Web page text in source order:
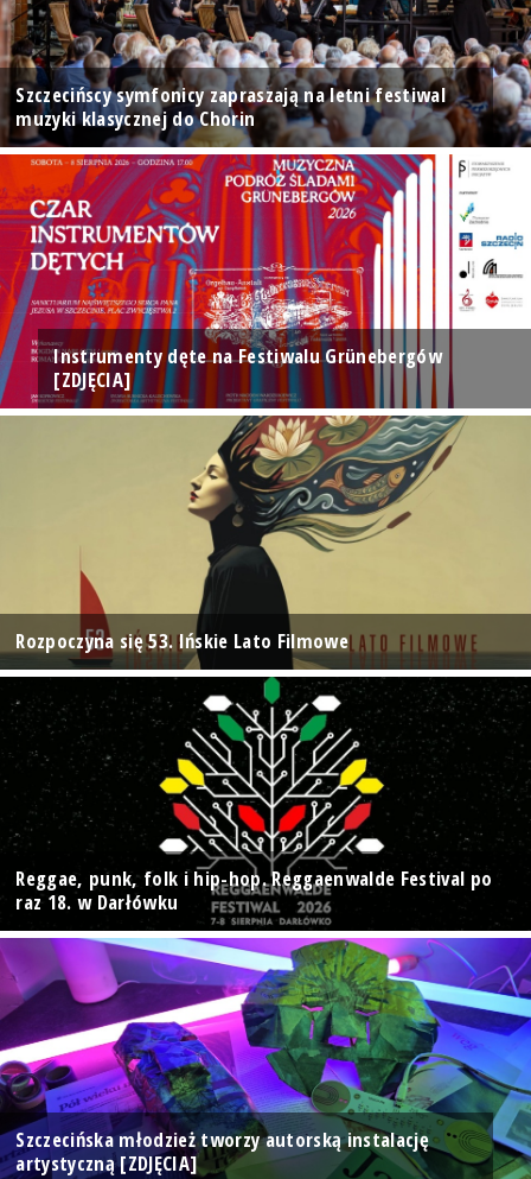
Szczecińscy symfonicy zapraszają na letni festiwal
muzyki klasycznej do Chorin
Instrumenty dęte na Festiwalu Grünebergów
[ZDJĘCIA]
Rozpoczyna się 53. Ińskie Lato Filmowe
Reggae, punk, folk i hip-hop. Reggaenwalde Festival po
raz 18. w Darłówku
Szczecińska młodzież tworzy autorską instalację
artystyczną [ZDJĘCIA]